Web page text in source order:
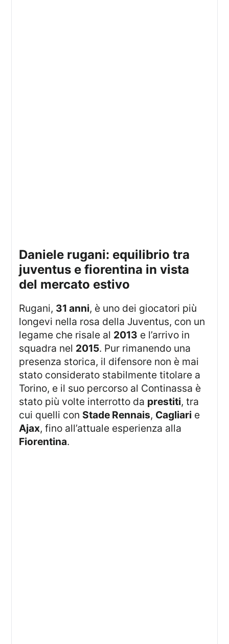
daniele rugani: equilibrio tra
juventus e fiorentina in vista
del mercato estivo
Rugani, 31 anni, è uno dei giocatori più
longevi nella rosa della Juventus, con un
legame che risale al 2013 e l’arrivo in
squadra nel 2015. Pur rimanendo una
presenza storica, il difensore non è mai
stato considerato stabilmente titolare a
Torino, e il suo percorso al Continassa è
stato più volte interrotto da prestiti, tra
cui quelli con Stade Rennais, Cagliari e
Ajax, fino all’attuale esperienza alla
Fiorentina.